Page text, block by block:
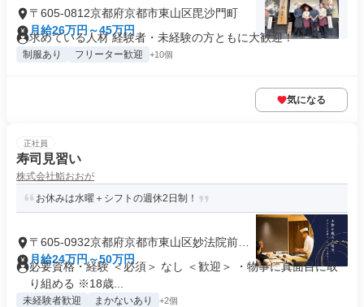
〒605-0812京都府京都市東山区毘沙門町
月給26万円～45万円
求めている人材 経験者・未経験の方ともに大歓迎！
制服あり フリーター歓迎 +10個
気になる
正社員
寿司見習い
株式会社鮨おおが
お休みは水曜＋シフトの週休2日制！
〒605-0932京都府京都市東山区妙法院前側
町
月給24万円～50万円
必要資格・経験 ＜必須＞ なし ＜歓迎＞ ・物事に真面目に取
り組める ※18歳...
未経験者歓迎 まかないあり +2個